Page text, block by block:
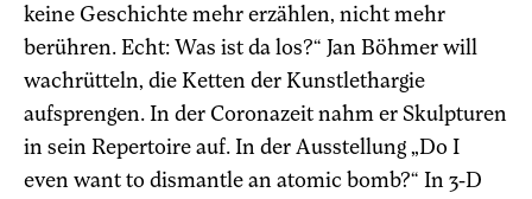
keine Geschichte mehr erzählen, nicht mehr
berühren. Echt: Was ist da los?“ Jan Böhmer will
wachrütteln, die Ketten der Kunstlethargie
aufsprengen. In der Coronazeit nahm er Skulpturen
in sein Repertoire auf. In der Ausstellung „Do I
even want to dismantle an atomic bomb?“ In 3-D